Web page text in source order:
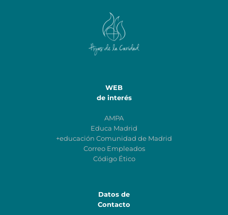
WEB
de interés
AMPA
Educa Madrid
+educación Comunidad de Madrid
Correo Empleados
Código Ético
Datos de
Contacto